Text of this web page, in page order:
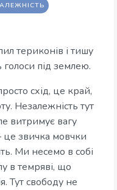
териконів і тишу
під землею.
схід, це край,
Незалежність тут
витримує вагу
це звичка мовчки
Ми несемо в собі
в темряві, що
Тут свободу не